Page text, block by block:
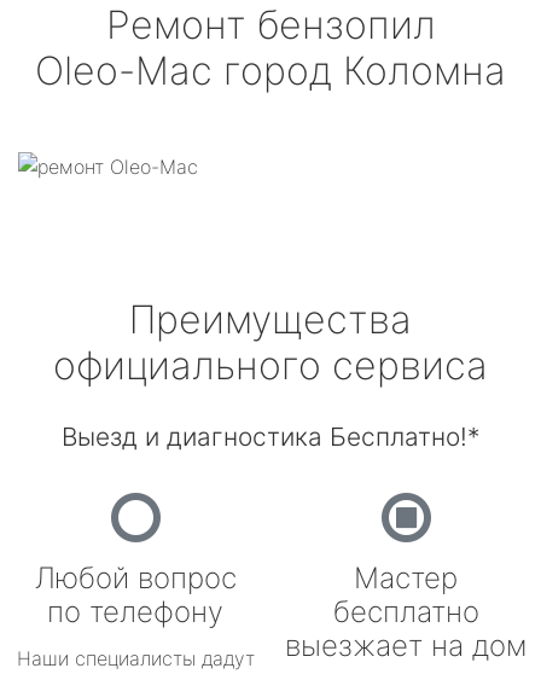
Ремонт бензопил
Oleo-Mac город Коломна
Преимущества
официального сервиса
Выезд и диагностика Бесплатно!*
Любой вопрос
по телефону
Наши специалисты дадут
Мастер
бесплатно
выезжает на дом